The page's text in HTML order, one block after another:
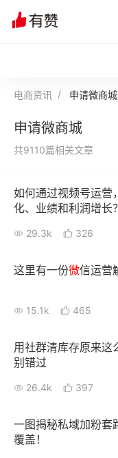
私域日历
有赞成功案例
面对面聊增长
有赞春季发布会
AllValue
增长产品指南
智库
电商资讯 申请微商城
申请微商城
共9110篇相关文章
如何通过视频号运营
化、业绩和利润增长？
29.3k 326
这里有一份微信运营
15.1k 465
用社群清库存原来这
别错过
26.4k 397
一图揭秘私域加粉套
覆盖！